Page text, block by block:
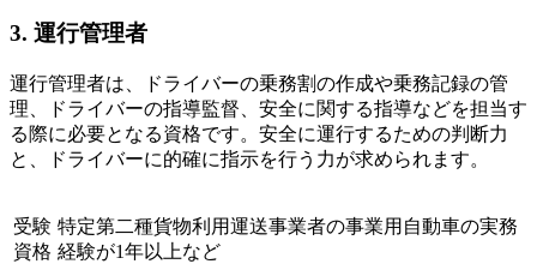
3. 運行管理者
運行管理者は、ドライバーの乗務割の作成や乗務記録の管
理、ドライバーの指導監督、安全に関する指導などを担当す
る際に必要となる資格です。安全に運行するための判断力
と、ドライバーに的確に指示を行う力が求められます。
受験
資格
特定第⼆種貨物利⽤運送事業者の事業⽤⾃動⾞の実務
経験が1年以上など